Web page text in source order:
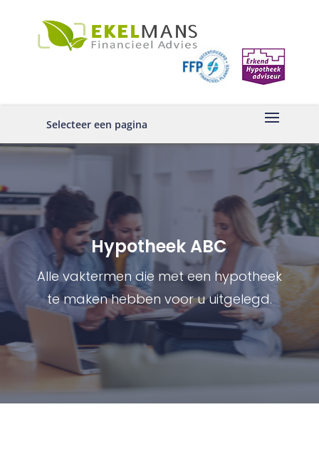
Selecteer een pagina
Hypotheek ABC
Alle vaktermen die met een hypotheek
te maken hebben voor u uitgelegd.